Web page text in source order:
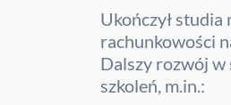
Ukończył
rachunkowości
Dalszy rozwój w
szkoleń, m.in.: